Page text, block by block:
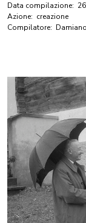
Data compilazione:
Azione: creazione
Compilatore: